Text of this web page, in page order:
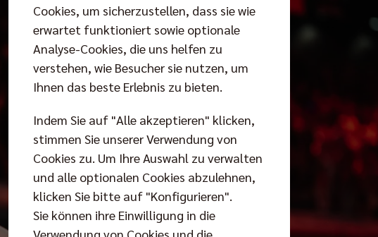
Cookies, um sicherzustellen, dass sie wie
erwartet funktioniert sowie optionale
Analyse-Cookies, die uns helfen zu
verstehen, wie Besucher sie nutzen, um
Ihnen das beste Erlebnis zu bieten.
Indem Sie auf "Alle akzeptieren" klicken,
stimmen Sie unserer Verwendung von
Cookies zu. Um Ihre Auswahl zu verwalten
und alle optionalen Cookies abzulehnen,
klicken Sie bitte auf "Konfigurieren".
Sie können ihre Einwilligung in die
Verwendung von Cookies und die